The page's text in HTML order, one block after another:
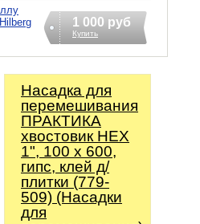
1 000 руб
Купить
Насадка для
перемешивания
ПРАКТИКА
хвостовик НЕХ
1", 100 х 600,
гипс, клей д/
плитки (779-
509) (Насадки
для